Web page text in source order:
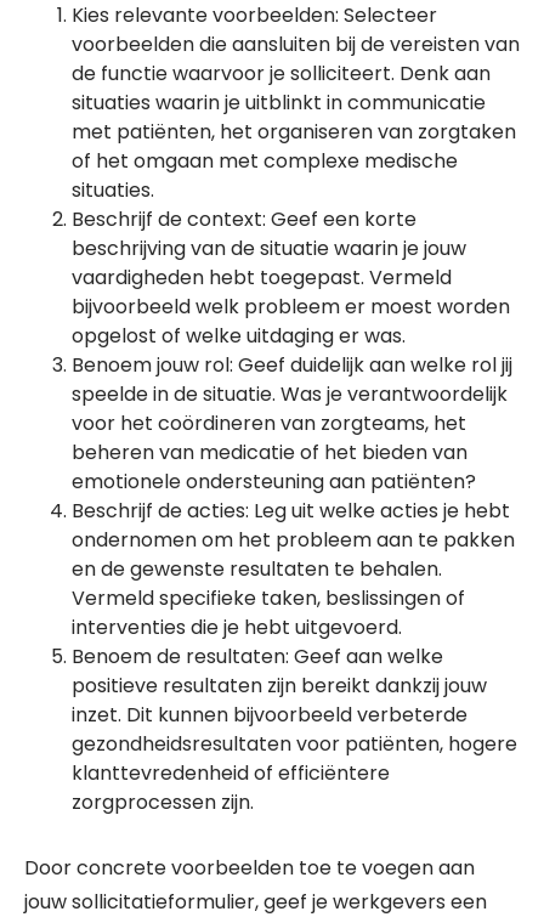
Kies relevante voorbeelden: Selecteer
voorbeelden die aansluiten bij de vereisten van
de functie waarvoor je solliciteert. Denk aan
situaties waarin je uitblinkt in communicatie
met patiënten, het organiseren van zorgtaken
of het omgaan met complexe medische
situaties.
Beschrijf de context: Geef een korte
beschrijving van de situatie waarin je jouw
vaardigheden hebt toegepast. Vermeld
bijvoorbeeld welk probleem er moest worden
opgelost of welke uitdaging er was.
Benoem jouw rol: Geef duidelijk aan welke rol jij
speelde in de situatie. Was je verantwoordelijk
voor het coördineren van zorgteams, het
beheren van medicatie of het bieden van
emotionele ondersteuning aan patiënten?
Beschrijf de acties: Leg uit welke acties je hebt
ondernomen om het probleem aan te pakken
en de gewenste resultaten te behalen.
Vermeld specifieke taken, beslissingen of
interventies die je hebt uitgevoerd.
Benoem de resultaten: Geef aan welke
positieve resultaten zijn bereikt dankzij jouw
inzet. Dit kunnen bijvoorbeeld verbeterde
gezondheidsresultaten voor patiënten, hogere
klanttevredenheid of efficiëntere
zorgprocessen zijn.
Door concrete voorbeelden toe te voegen aan
jouw sollicitatieformulier, geef je werkgevers een